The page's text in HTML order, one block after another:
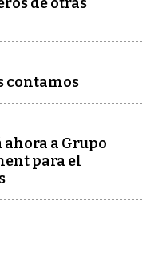
contamos
a Grupo
para el